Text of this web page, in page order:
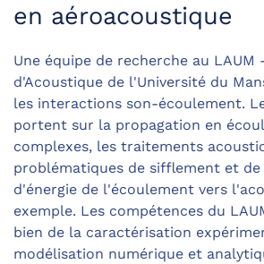
en aéroacoustique
Une équipe de recherche au
d'Acoustique de l'Université du
les interactions son-écoulement.
portent sur la propagation en
complexes, les traitements
problématiques de sifflement et
d'énergie de l'écoulement vers
exemple. Les compétences du
bien de la caractérisation
modélisation numérique et